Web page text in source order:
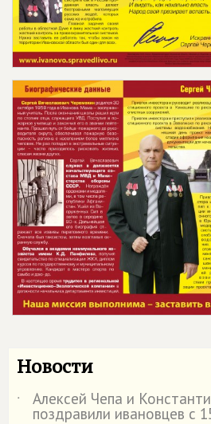
Новости
˙ Алексей Чепа и
поздравили ивановцев с